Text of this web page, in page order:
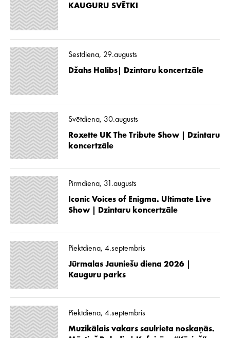
KAUGURU SVĒTKI
Sestdiena, 29.augusts
Džahs Halibs| Dzintaru koncertzāle
Svētdiena, 30.augusts
Roxette UK The Tribute Show | Dzintaru
koncertzāle
Pirmdiena, 31.augusts
Iconic Voices of Enigma. Ultimate Live
Show | Dzintaru koncertzāle
Piektdiena, 4.septembris
Jūrmalas Jauniešu diena 2026 |
Kauguru parks
Piektdiena, 4.septembris
Muzikālais vakars saulrieta noskaņās.